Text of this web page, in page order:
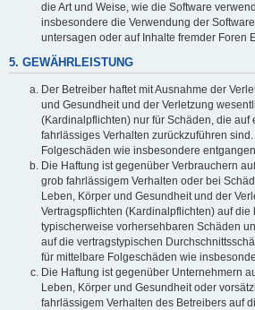
die Art und Weise, wie die Software
insbesondere die Verwendung der
untersagen oder auf Inhalte fremder Foren
5. GEWÄHRLEISTUNG
Der Betreiber haftet mit Ausnahme der
und Gesundheit und der Verletzung
(Kardinalpflichten) nur für Schäden, die auf
fahrlässiges Verhalten zurückzuführen
Folgeschäden wie insbesondere
Die Haftung ist gegenüber Verbrauchern
grob fahrlässigem Verhalten oder bei
Leben, Körper und Gesundheit und der
Vertragspflichten (Kardinalpflichten) auf die
typischerweise vorhersehbaren Schäden
auf die vertragstypischen
für mittelbare Folgeschäden wie
Die Haftung ist gegenüber Unternehmern
Leben, Körper und Gesundheit oder
fahrlässigem Verhalten des Betreibers auf